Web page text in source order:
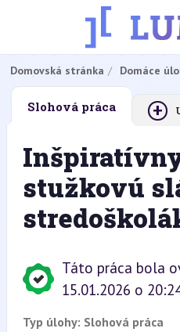
Domovská stránka Domáce
Slohová práca +
stužkovú
Táto práca bola
15.01.2026 o
Typ úlohy: Slohová práca